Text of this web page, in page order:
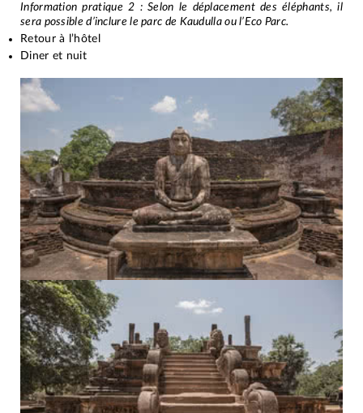
Information pratique 2 : Selon le déplacement des éléphants, il
sera possible d’inclure le parc de Kaudulla ou l’Eco Parc.
Retour à l’hôtel
Diner et nuit